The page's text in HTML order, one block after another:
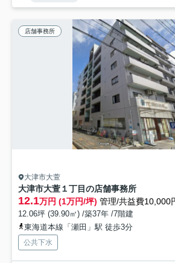
店舗事務所
大津市大萱
大津市大萱１丁目の店舗事務所
12.1万円 (1万円/坪) 管理/共益費10,000
12.06坪 (39.90㎡) /築37年 /7階建
東海道本線「瀬田」駅 徒歩3分
公共下水